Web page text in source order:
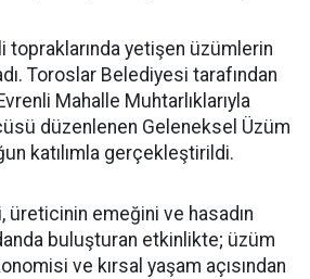
topraklarında yetişen üzümlerin
Toroslar Belediyesi tarafından
Mahalle Muhtarlıklarıyla
düzenlenen Geleneksel Üzüm
katılımla gerçekleştirildi.
üreticinin emeğini ve hasadın
buluşturan etkinlikte; üzüm
ve kırsal yaşam açısından